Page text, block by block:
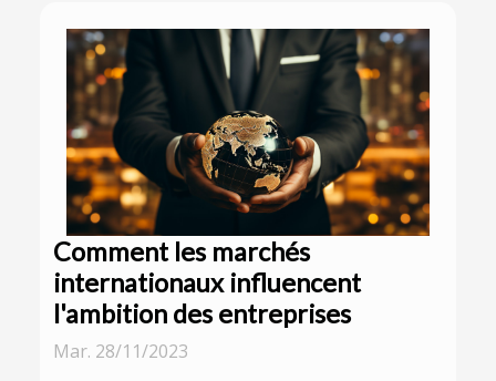
Comment les marchés
internationaux influencent
l'ambition des entreprises
Mar. 28/11/2023